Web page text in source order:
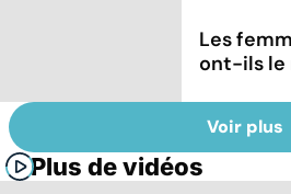
Les
ont-ils le
Voir plus
Plus de vidéos